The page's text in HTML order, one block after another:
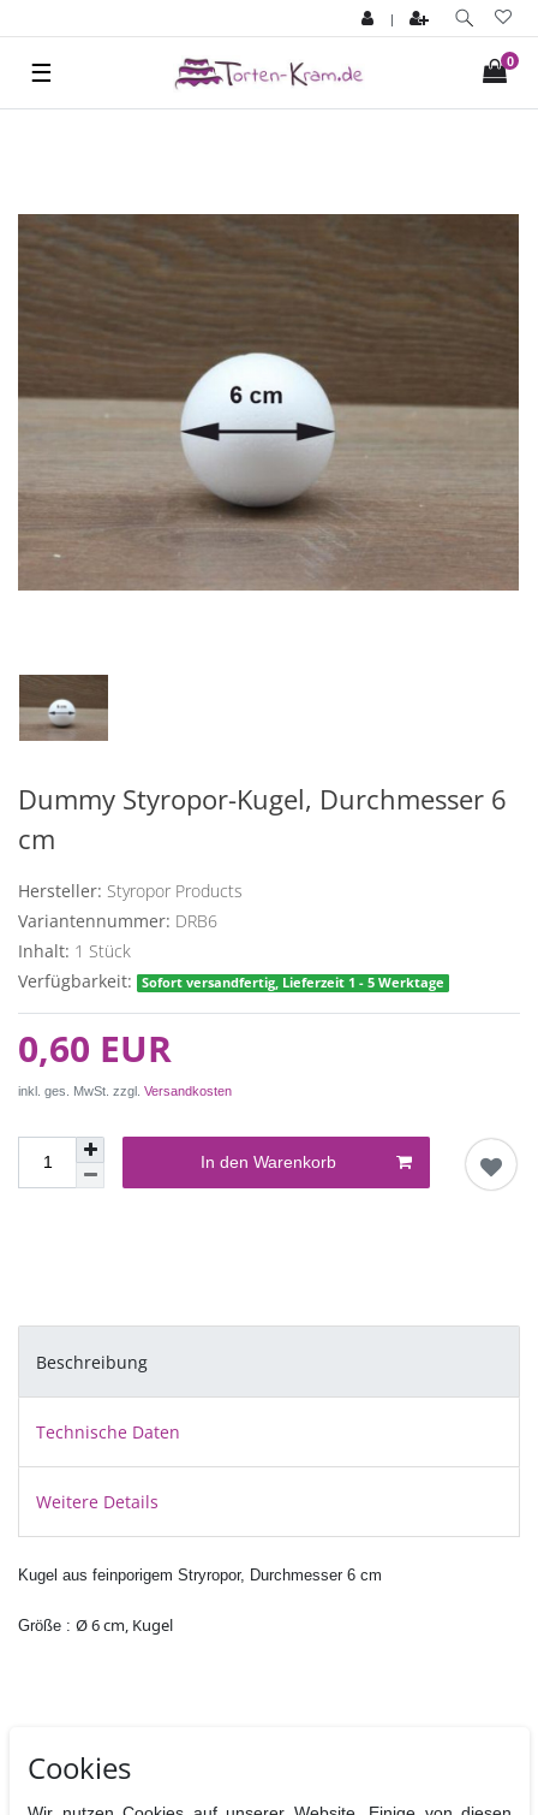
|
0
☰
Dummy Styropor-Kugel, Durchmesser 6
cm
Hersteller: Styropor Products
Variantennummer: DRB6
Inhalt: 1 Stück
Verfügbarkeit:
Sofort versandfertig, Lieferzeit 1 - 5 Werktage
0,60 EUR
inkl. ges. MwSt. zzgl. Versandkosten
In den Warenkorb
Beschreibung
Technische Daten
Weitere Details
Kugel aus feinporigem Stryropor, Durchmesser 6 cm
Größe : Ø 6 cm, Kugel
Cookies